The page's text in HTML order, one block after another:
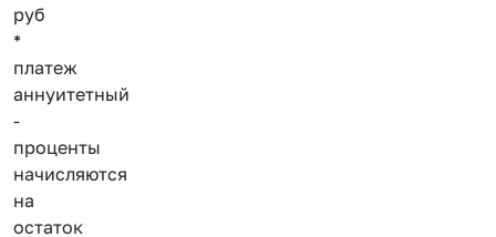
руб
*
платеж
аннуитетный
-
проценты
начисляются
на
остаток